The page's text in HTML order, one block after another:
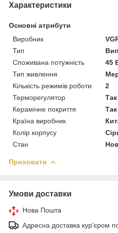
Характеристики
Основні атрибути
Виробник
Тип
Споживана потужність
45
Тип живлення
Кількість режимів роботи
2
Терморегулятор
Так
Керамічне покриття
Так
Країна виробник
Колір корпусу
Стан
Приховати
Умови доставки
Нова Пошта
Адресна доставка кур'єром по